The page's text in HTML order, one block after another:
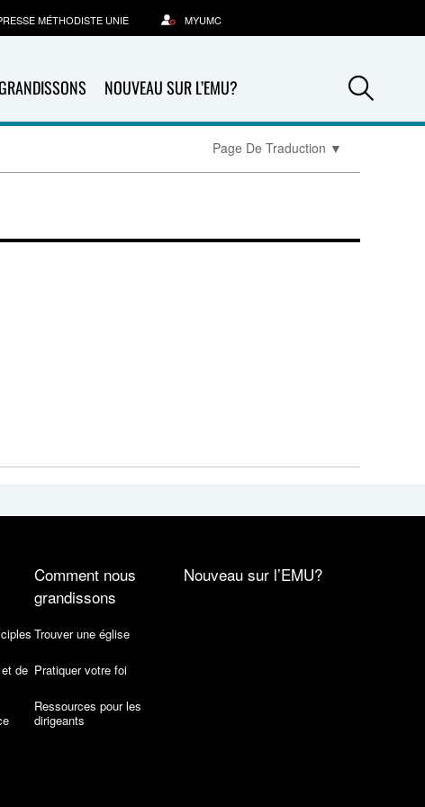
NOUVEAU SUR L’EMU?
MÉTHODISTE UNIE MYUMC
Page De Traduction ▼
de
Comment nous
grandissons
Trouver une église
Pratiquer votre foi
Ressources pour les
dirigeants
Nouveau sur l’EMU?